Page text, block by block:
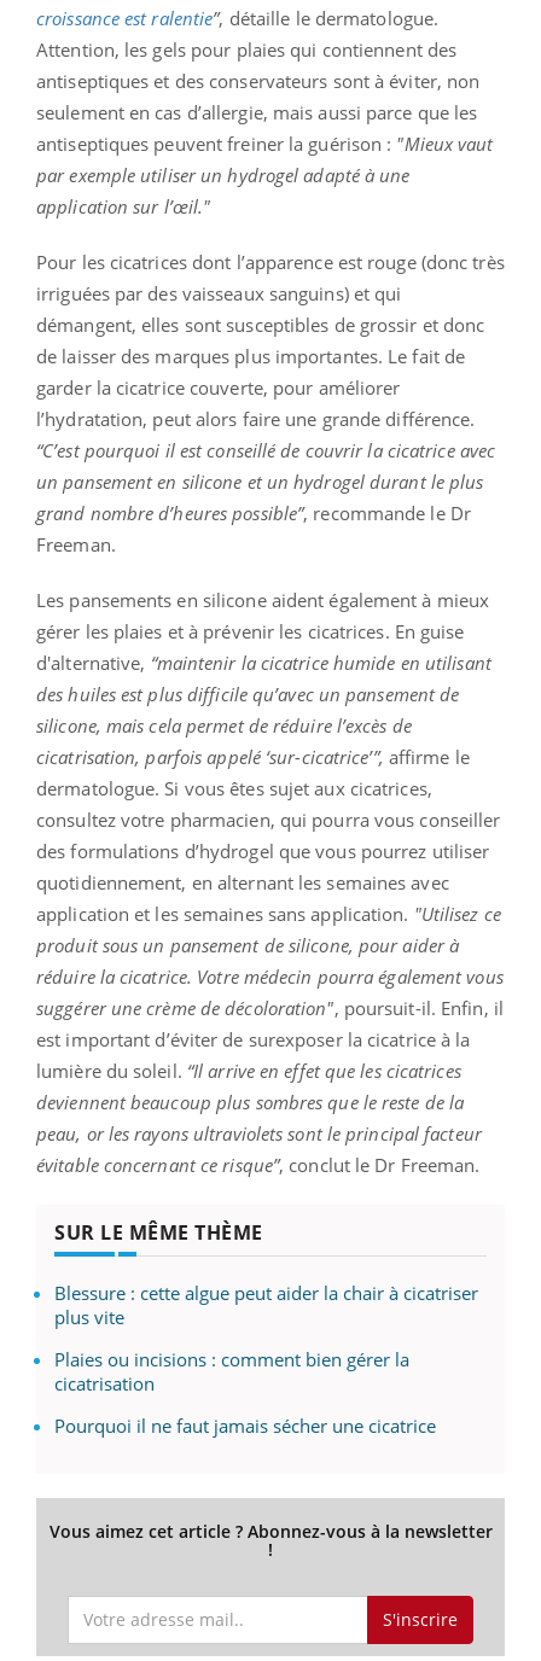
croissance est ralentie”, détaille le dermatologue.
Attention, les gels pour plaies qui contiennent des
antiseptiques et des conservateurs sont à éviter, non
seulement en cas d’allergie, mais aussi parce que les
antiseptiques peuvent freiner la guérison : "Mieux vaut
par exemple utiliser un hydrogel adapté à une
application sur l’œil."
Pour les cicatrices dont l’apparence est rouge (donc très
irriguées par des vaisseaux sanguins) et qui
démangent, elles sont susceptibles de grossir et donc
de laisser des marques plus importantes. Le fait de
garder la cicatrice couverte, pour améliorer
l’hydratation, peut alors faire une grande différence.
“C’est pourquoi il est conseillé de couvrir la cicatrice avec
un pansement en silicone et un hydrogel durant le plus
grand nombre d’heures possible”, recommande le Dr
Freeman.
Les pansements en silicone aident également à mieux
gérer les plaies et à prévenir les cicatrices. En guise
d'alternative, “maintenir la cicatrice humide en utilisant
des huiles est plus difficile qu’avec un pansement de
silicone, mais cela permet de réduire l’excès de
cicatrisation, parfois appelé ‘sur-cicatrice’”, affirme le
dermatologue. Si vous êtes sujet aux cicatrices,
consultez votre pharmacien, qui pourra vous conseiller
des formulations d’hydrogel que vous pourrez utiliser
quotidiennement, en alternant les semaines avec
application et les semaines sans application. "Utilisez ce
produit sous un pansement de silicone, pour aider à
réduire la cicatrice. Votre médecin pourra également vous
suggérer une crème de décoloration", poursuit-il. Enfin, il
est important d’éviter de surexposer la cicatrice à la
lumière du soleil. “Il arrive en effet que les cicatrices
deviennent beaucoup plus sombres que le reste de la
peau, or les rayons ultraviolets sont le principal facteur
évitable concernant ce risque”, conclut le Dr Freeman.
SUR LE MÊME THÈME
Blessure : cette algue peut aider la chair à cicatriser
plus vite
Plaies ou incisions : comment bien gérer la
cicatrisation
Pourquoi il ne faut jamais sécher une cicatrice
Vous aimez cet article ? Abonnez-vous à la newsletter
!
S'inscrire